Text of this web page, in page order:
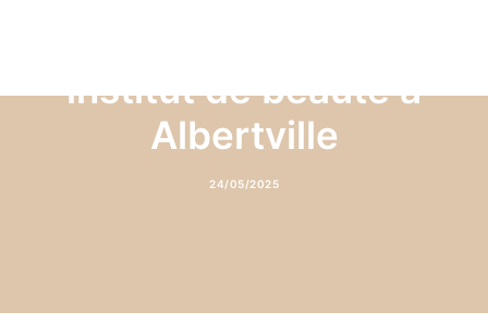
institut de beauté à
Albertville
24/05/2025